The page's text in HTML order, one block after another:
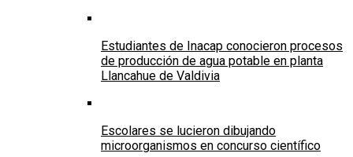
Estudiantes de Inacap conocieron procesos
de producción de agua potable en planta
Llancahue de Valdivia
Escolares se lucieron dibujando
microorganismos en concurso científico